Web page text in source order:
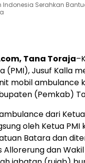
Indonesia Serahkan
Tana Toraja
(PMI), Jusuf Kalla
mobil ambulance
(Pemkab)
dari
oleh Ketua
Batara dan
Allorerung dan